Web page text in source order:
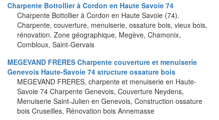
Charpente Bottollier à Cordon en Haute Savoie 74
Charpente Bottollier à Cordon en Haute Savoie (74).
Charpente, couverture, menuiserie, ossature bois, vieux bois,
rénovation. Zone géographique, Megève, Chamonix,
Combloux, Saint-Gervais
MEGEVAND FRERES Charpente couverture et menuiserie
Genevois Haute-Savoie 74 structure ossature bois
MEGEVAND FRERES, charpente et menuiserie en Haute-
Savoie 74 Charpente Genevois, Couverture Neydens,
Menuiserie Saint-Julien en Genevois, Construction ossature
bois Cruseilles, Rénovation bois Annemasse